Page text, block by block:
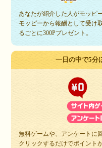
あなたが紹介した人がモッピ
モッピーから報酬として受け
るごとに300Pプレゼント。
一日の中で5分
無料ゲームや、アンケートに
クリックするだけでポイント